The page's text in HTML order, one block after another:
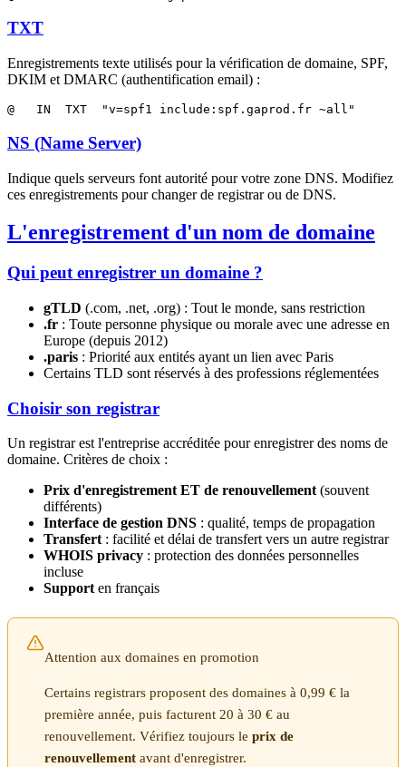
TXT
Enregistrements texte utilisés pour la vérification de domaine, SPF,
DKIM et DMARC (authentification email) :
NS (Name Server)
Indique quels serveurs font autorité pour votre zone DNS. Modifiez
ces enregistrements pour changer de registrar ou de DNS.
L'enregistrement d'un nom de domaine
Qui peut enregistrer un domaine ?
gTLD (.com, .net, .org) : Tout le monde, sans restriction
.fr : Toute personne physique ou morale avec une adresse en
Europe (depuis 2012)
.paris : Priorité aux entités ayant un lien avec Paris
Certains TLD sont réservés à des professions réglementées
Choisir son registrar
Un registrar est l'entreprise accréditée pour enregistrer des noms de
domaine. Critères de choix :
Prix d'enregistrement ET de renouvellement(souvent
différents)
Interface de gestion DNS : qualité, temps de propagation
Transfert: facilité et délai de transfert vers un autre registrar
WHOIS privacy : protection des données personnelles
incluse
Supporten français
Attention aux domaines en promotion
Certains registrars proposent des domaines à 0,99 € la
première année, puis facturent 20 à 30 € au
renouvellement. Vérifiez toujours le prix de
renouvellement avant d'enregistrer.